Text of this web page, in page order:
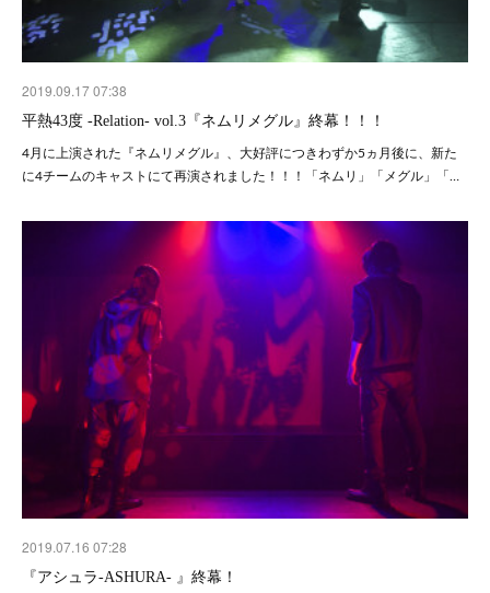
2019.09.17 07:38
平熱43度 -Relation- vol.3『ネムリメグル』終幕！！！
4月に上演された『ネムリメグル』、大好評につきわずか5ヵ月後に、新た
に4チームのキャストにて再演されました！！！「ネムリ」「メグル」「…
2019.07.16 07:28
『アシュラ-ASHURA- 』終幕！